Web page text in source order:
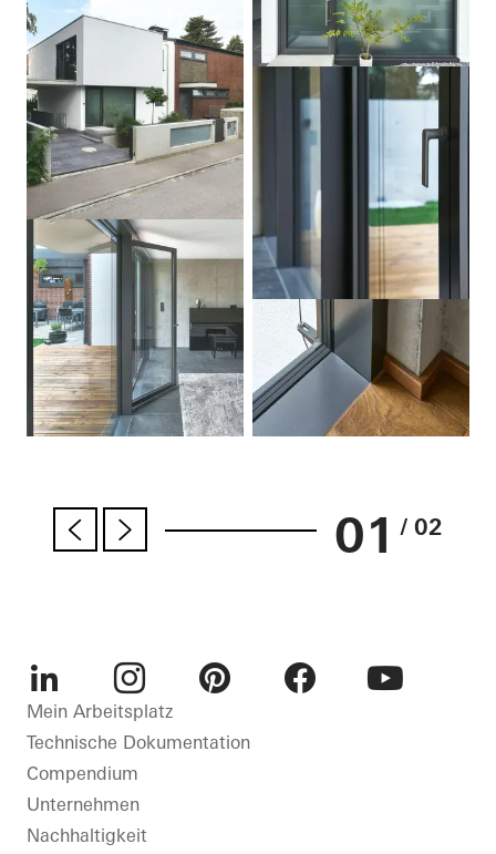
01 / 02
LinkedIn Instagram
Mein Arbeitsplatz
Technische Dokumentation
Compendium
Unternehmen
Nachhaltigkeit